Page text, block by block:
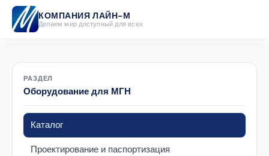
КОМПАНИЯ ЛАЙН-М
Делаем мир доступный для всех
РАЗДЕЛ
Оборудование для МГН
Каталог
Проектирование и паспортизация